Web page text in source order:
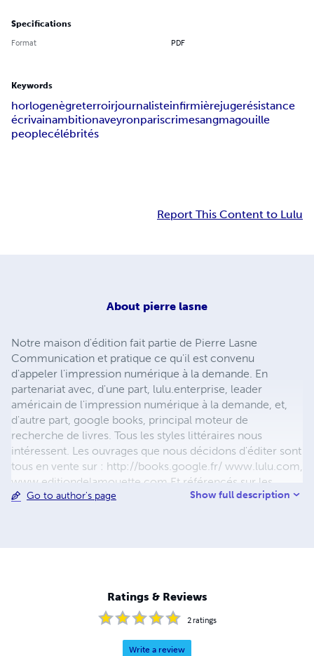
Specifications
Format PDF
Keywords
horlogenègreterroirjournalisteinfirmièrejugerésistance
écrivainambitionaveyronpariscrimesangmagouille
peoplecélébrités
Report This Content to Lulu
About pierre lasne
Notre maison d'édition fait partie de Pierre Lasne
Communication et pratique ce qu'il est convenu
d'appeler l'impression numérique à la demande. En
partenariat avec, d'une part, lulu.enterprise, leader
américain de l'impression numérique à la demande, et,
d'autre part, google books, principal moteur de
recherche de livres. Tous les styles littéraires nous
intéressent. Les ouvrages que nous décidons d'éditer sont
tous en vente sur : http://books.google.fr/ www.lulu.com,
www.editiondelamouette.com Et référencés sur les
réseaux DILICOM, Chapitre.com, Place des Libraires,
Go to author's page Show full description
Ratings & Reviews
2ratings
Write a review